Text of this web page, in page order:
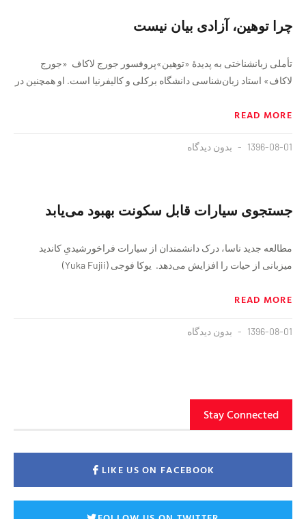
چرا توهین، آزادی بیان نیست
تأملی زبانشناختی به پدیدهٔ «توهین»پروفسور جورج لاکاف «جورج
لاکاف» استاد زبان‌شناسی دانشگاه برکلی و کالیفرنیا است. او همچنین در
READ MORE
1396-08-01 بدون دیدگاه
جستجوی سیارات قابل سکونت بهبود می‌یابد
مطالعه جدید ناسا، درک دانشمندان از سیارات فراخورشیدیِ کاندید
میزبانی از حیات را افزایش می‌دهد. یوکا فوجی (Yuka Fujii)
READ MORE
1396-08-01 بدون دیدگاه
Stay Connected
LIKE US ON FACEBOOK